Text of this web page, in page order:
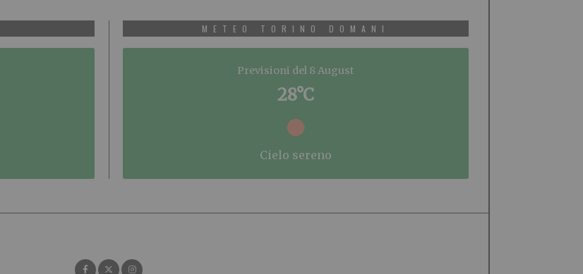
METEO TORINO DOMANI
Previsioni del 8 August
28°C
cielo sereno